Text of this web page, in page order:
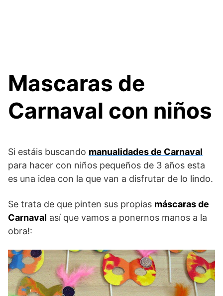
Mascaras de
Carnaval con niños
Si estáis buscando manualidades de Carnaval
para hacer con niños pequeños de 3 años esta
es una idea con la que van a disfrutar de lo lindo.
Se trata de que pinten sus propias máscaras de
Carnaval así que vamos a ponernos manos a la
obra!: